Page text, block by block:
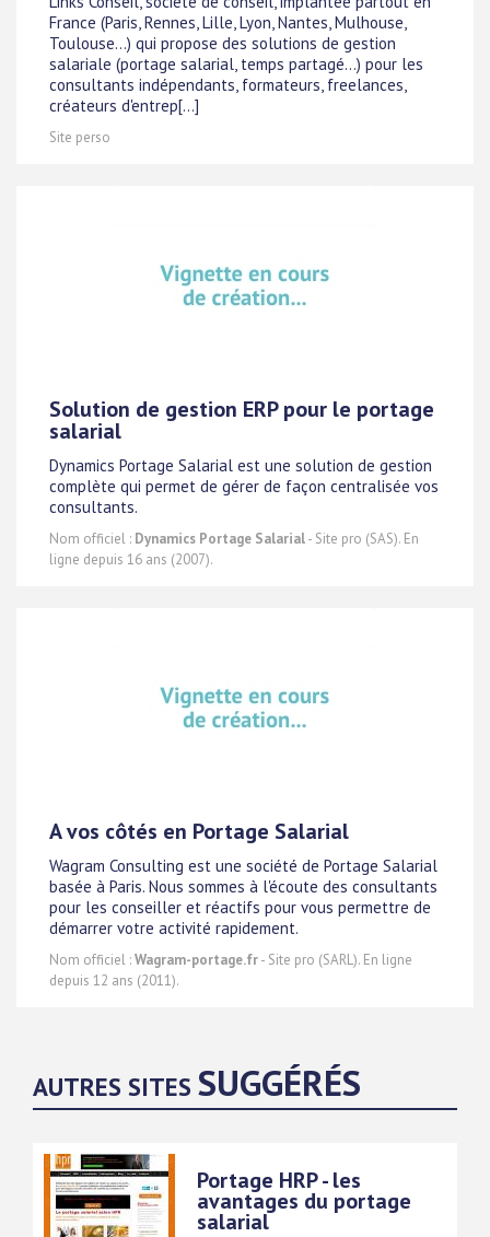
France (Paris, Rennes, Lille, Lyon, Nantes, Mulhouse,
Toulouse...) qui propose des solutions de gestion
salariale (portage salarial, temps partagé...) pour les
consultants indépendants, formateurs, freelances,
créateurs d'entrep[...]
Site perso
Solution de gestion ERP pour le portage
salarial
Dynamics Portage Salarial est une solution de gestion
complète qui permet de gérer de façon centralisée vos
consultants.
Nom officiel : Dynamics Portage Salarial- Site pro (SAS). En
ligne depuis 16 ans (2007).
A vos côtés en Portage Salarial
Wagram Consulting est une société de Portage Salarial
basée à Paris. Nous sommes à l'écoute des consultants
pour les conseiller et réactifs pour vous permettre de
démarrer votre activité rapidement.
Nom officiel :Wagram-portage.fr- Site pro (SARL). En ligne
depuis 12 ans (2011).
AUTRES SITES SUGGÉRÉS
Portage HRP - les
avantages du portage
salarial